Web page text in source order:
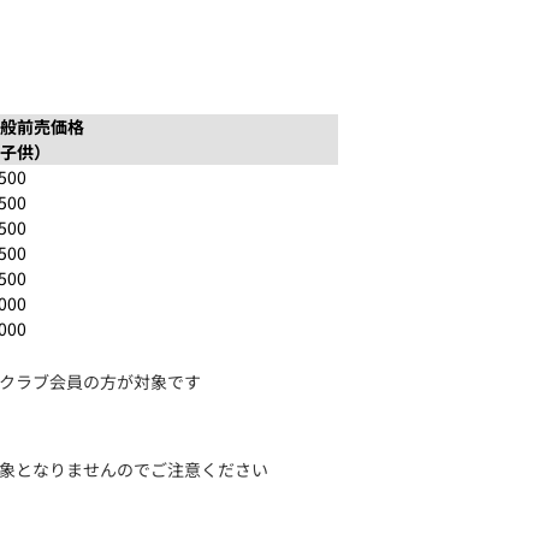
前売価格
子供）
ラブ会員の方が対象です
となりませんのでご注意ください